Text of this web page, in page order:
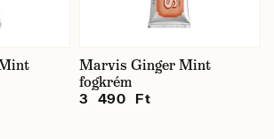
Marvis Ginger Mint
fogkrém
3 490 Ft